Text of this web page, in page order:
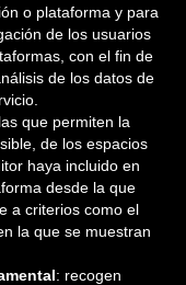
o plataforma y para
de los usuarios
con el fin de
de los datos de
que permiten la
de los espacios
haya incluido en
desde la que
a criterios como el
la que se muestran
: recogen